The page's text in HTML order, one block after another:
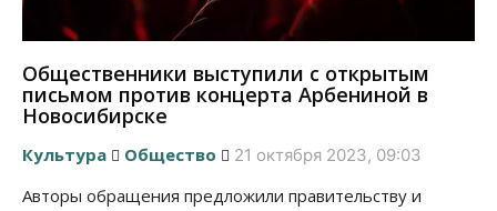
Общественники выступили с открытым
письмом против концерта Арбениной в
Новосибирске
Культура Общество 21 октября 2023, 09:03
Авторы обращения предложили правительству и